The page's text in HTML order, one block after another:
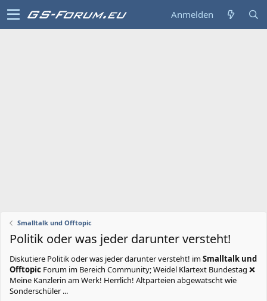
Anmelden
Smalltalk und Offtopic
Politik oder was jeder darunter versteht!
Diskutiere Politik oder was jeder darunter versteht! imSmalltalk und
Offtopic Forum im Bereich Community; Weidel Klartext Bundestag ❌
Meine Kanzlerin am Werk! Herrlich! Altparteien abgewatscht wie
Sonderschüler ...